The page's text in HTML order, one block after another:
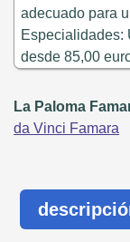
adecuado para
Especialidades:
desde 85,00
La Paloma
da Vinci Famara